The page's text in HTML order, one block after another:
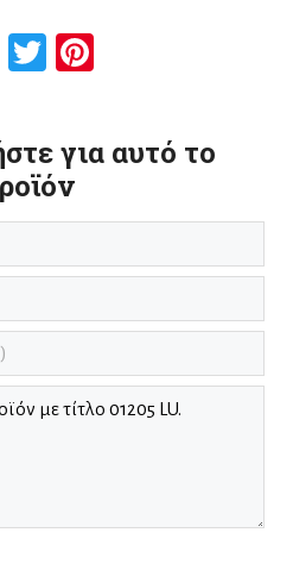
Facebook
Twitter
για αυτό το